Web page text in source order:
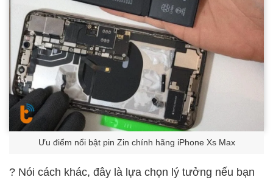
Ưu điểm nổi bật pin Zin chính hãng iPhone Xs Max
? Nói cách khác, đây là lựa chọn lý tưởng nếu bạn